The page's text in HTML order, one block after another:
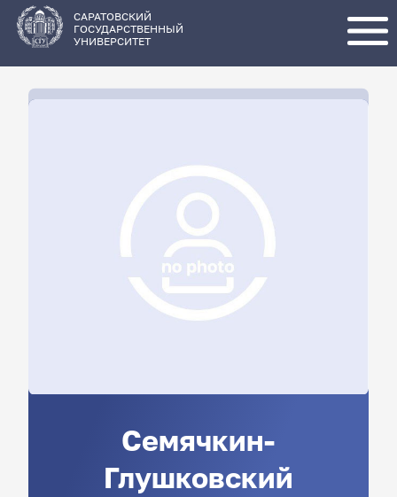
основному
содержанию
САРАТОВСКИЙ
ГОСУДАРСТВЕННЫЙ
УНИВЕРСИТЕТ
Семячкин-
Глушковский